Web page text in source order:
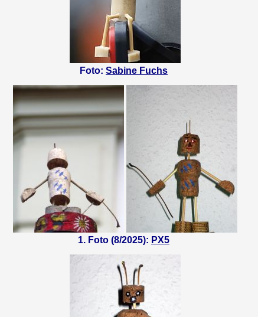
Foto: Sabine Fuchs
1. Foto (8/2025): PX5